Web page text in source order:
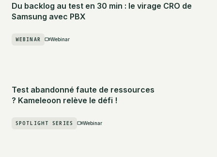
Du backlog au test en 30 min : le virage CRO de
Samsung avec PBX
WEBINAR Webinar
Test abandonné faute de ressources
? Kameleoon relève le défi !
SPOTLIGHT SERIES Webinar